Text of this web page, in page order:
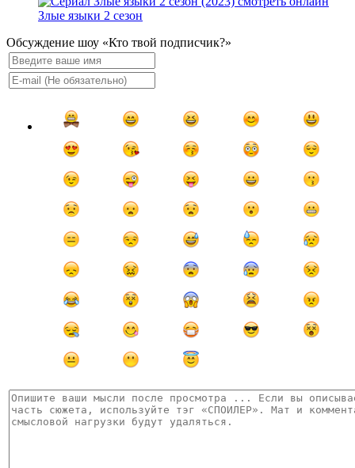
Злые языки 2 сезон
Обсуждение шоу «Кто твой подписчик?»